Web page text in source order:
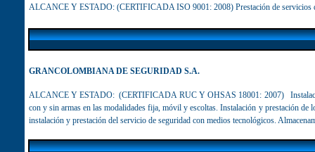
ALCANCE Y ESTADO: (CERTIFICADA ISO 9001: 2008) Prestación de servicios
GRANCOLOMBIANA DE SEGURIDAD S.A.
ALCANCE Y ESTADO: (CERTIFICADA RUC Y OHSAS 18001: 2007)
con y sin armas en las modalidades fija, móvil y escoltas. Instalación y prestación
instalación y prestación del servicio de seguridad con medios tecnológicos.